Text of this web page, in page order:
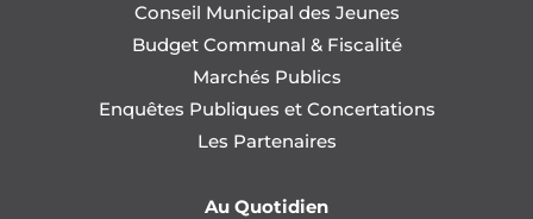
Conseil Municipal des Jeunes
Budget Communal & Fiscalité
Marchés Publics
Enquêtes Publiques et Concertations
Les Partenaires
Au Quotidien